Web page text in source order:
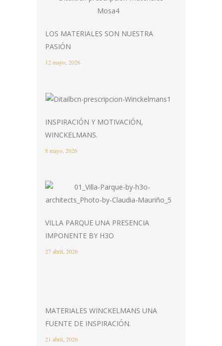
LOS MATERIALES SON NUESTRA
PASIÓN
12 mayo, 2026
INSPIRACIÓN Y MOTIVACIÓN,
WINCKELMANS.
8 mayo, 2026
VILLA PARQUE UNA PRESENCIA
IMPONENTE BY H3O
27 abril, 2026
MATERIALES WINCKELMANS UNA
FUENTE DE INSPIRACIÓN.
21 abril, 2026